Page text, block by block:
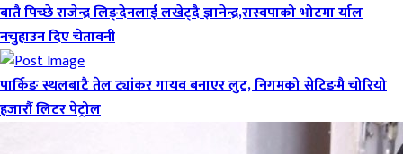
बातै पिच्छे राजेन्द्र लिङ्देनलाई लखेट्दै ज्ञानेन्द्र,रास्वपाको भोटमा र्याल
नचुहाउन दिए चेतावनी
पार्किङ स्थलबाटै तेल ट्यांकर गायव बनाएर लुट, निगमको सेटिङमै चोरियो
हजारौं लिटर पेट्रोल